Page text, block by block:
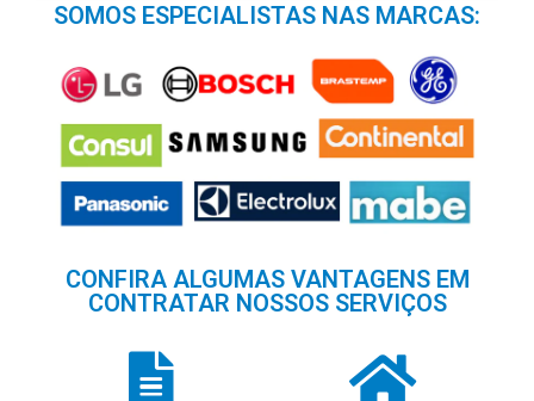
SOMOS ESPECIALISTAS NAS MARCAS:
CONFIRA ALGUMAS VANTAGENS EM
CONTRATAR NOSSOS SERVIÇOS